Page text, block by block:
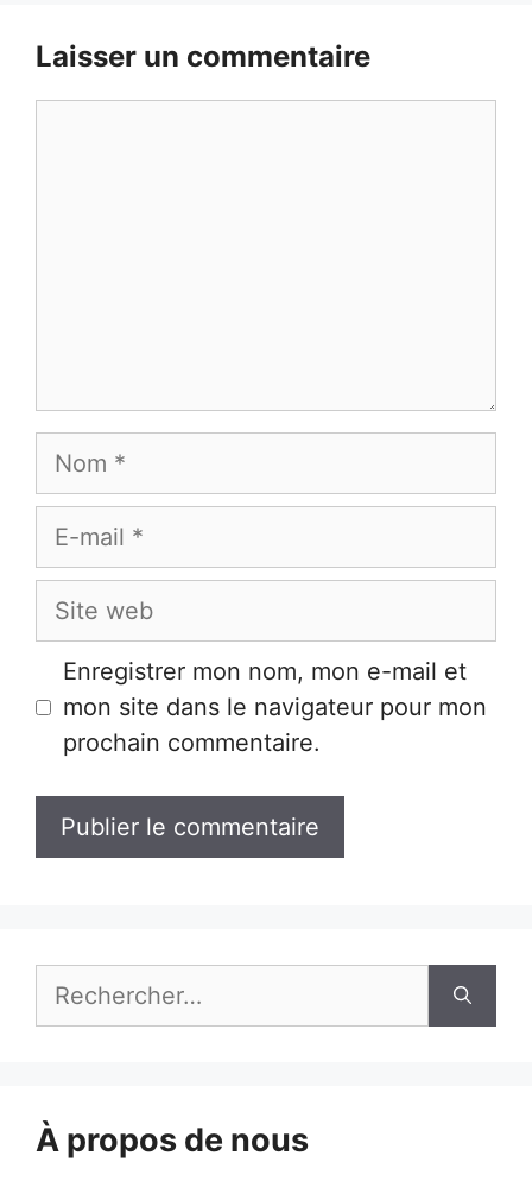
Laisser un commentaire
Nom
E-
Site
Enregistrer mon nom, mon e-mail et
mon site dans le navigateur pour mon
prochain commentaire.
À propos de nous